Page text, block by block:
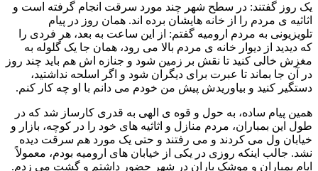
یک روز گفتند: در سطح شهر چند مورد سرقت انجام گرفته است و
اثاثیه ی مردم را از خانه هایشان برده اند. همان روز در پیام
تلویزیونی به مردم ارومیه گفتم: از این ساعت به بعد، هر فردی را
که دیدید از دیوار خانه ی مردم بالا می رود، همان جا یک گلوله به
مغزش خالی کنید تا نقش بر زمین شود و جنازه اش هم باید چند روز
در آن جا بماند تا عبرت برای دیگران شود و اگر اسلحه نداشتید،
دستگیر کنید و بیاوریدش پیش من خودم می دانم با او چه کار کنم.
همین پیام ساده، به حول و قوه ی الهی به قدری کارساز شد که در
طول این بمباران، مردم منازل و اثاثیه های خود را در کوچه، بازار و
خیابان ول می کردند و می رفتند و حتی یک مورد هم سرقت دیده
نشد. جالب اینکه روزی در یکی از خیابان های ارومیه بودم، معمولاً
ایام بمباران و موشک باران در شهر حضور داشتم و گشت می زدم.